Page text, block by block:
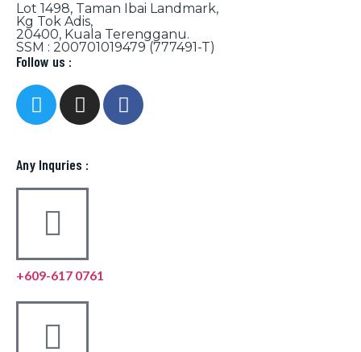
Lot 1498, Taman Ibai Landmark,
Kg Tok Adis,
20400, Kuala Terengganu.
SSM : 200701019479 (777491-T)
Follow us :
Any Inquries :
+609-617 0761